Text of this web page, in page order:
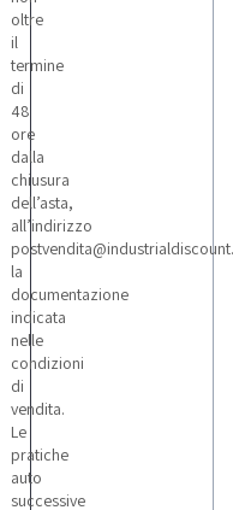
oltre
il
termine
di
48
ore
dalla
chiusura
dell’asta,
all’indirizzo
la
documentazione
indicata
nelle
condizioni
di
vendita.
Le
pratiche
auto
successive